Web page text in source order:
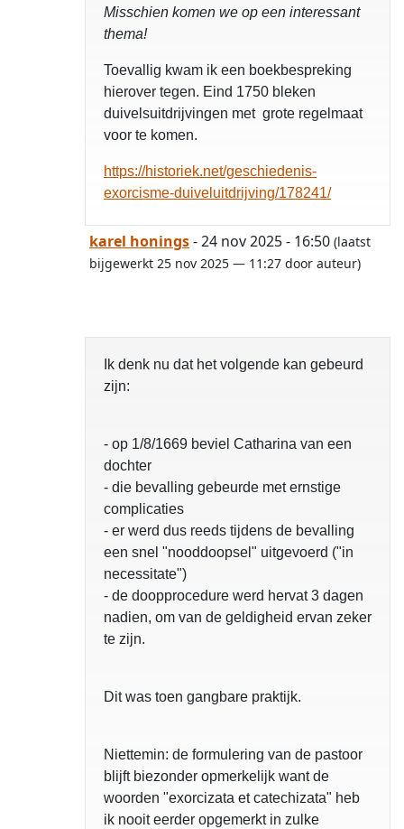
Misschien komen we op een interessant
thema!
Toevallig kwam ik een boekbespreking
hierover tegen. Eind 1750 bleken
duivelsuitdrijvingen met grote regelmaat
voor te komen.
https://historiek.net/geschiedenis-
exorcisme-duiveluitdrijving/178241/
karel honings- 24 nov 2025 - 16:50 (laatst
bijgewerkt 25 nov 2025 — 11:27 door auteur)
Ik denk nu dat het volgende kan gebeurd
zijn:
- op 1/8/1669 beviel Catharina van een
dochter
- die bevalling gebeurde met ernstige
complicaties
- er werd dus reeds tijdens de bevalling
een snel "nooddoopsel" uitgevoerd ("in
necessitate")
- de doopprocedure werd hervat 3 dagen
nadien, om van de geldigheid ervan zeker
te zijn.
Dit was toen gangbare praktijk.
Niettemin: de formulering van de pastoor
blijft biezonder opmerkelijk want de
woorden "exorcizata et catechizata" heb
ik nooit eerder opgemerkt in zulke